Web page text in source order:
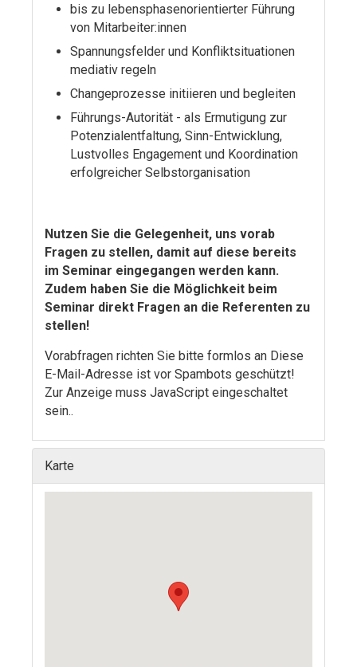
bis zu lebensphasenorientierter Führung
von Mitarbeiter:innen
Spannungsfelder und Konfliktsituationen
mediativ regeln
Changeprozesse initiieren und begleiten
Führungs-Autorität - als Ermutigung zur
Potenzialentfaltung, Sinn-Entwicklung,
Lustvolles Engagement und Koordination
erfolgreicher Selbstorganisation
Nutzen Sie die Gelegenheit, uns vorab
Fragen zu stellen, damit auf diese bereits
im Seminar eingegangen werden kann.
Zudem haben Sie die Möglichkeit beim
Seminar direkt Fragen an die Referenten zu
stellen!
Vorabfragen richten Sie bitte formlos an Diese
E-Mail-Adresse ist vor Spambots geschützt!
Zur Anzeige muss JavaScript eingeschaltet
sein..
Karte